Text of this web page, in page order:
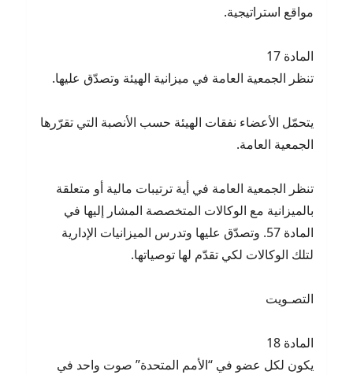
مواقع استراتيجية.
المادة 17
تنظر الجمعية العامة في ميزانية الهيئة وتصدّق عليها.
يتحمّل الأعضاء نفقات الهيئة حسب الأنصبة التي تقرّرها
الجمعية العامة.
تنظر الجمعية العامة في أية ترتيبات مالية أو متعلقة
بالميزانية مع الوكالات المتخصصة المشار إليها في
المادة 57. وتصدّق عليها وتدرس الميزانيات الإدارية
لتلك الوكالات لكي تقدّم لها توصياتها.
التصـويت
المادة 18
يكون لكل عضو في “الأمم المتحدة” صوت واحد في